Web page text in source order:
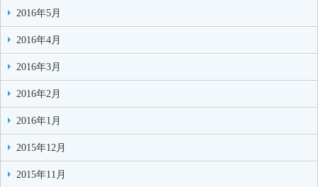
2016年5月
2016年4月
2016年3月
2016年2月
2016年1月
2015年12月
2015年11月